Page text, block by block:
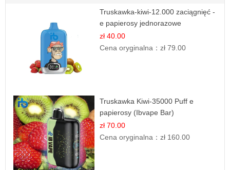
Truskawka-kiwi-12.000 zaciągnięć -
e papierosy jednorazowe
zł 40.00
Cena oryginalna：zł 79.00
Truskawka Kiwi-35000 Puff e
papierosy (Ibvape Bar)
zł 70.00
Cena oryginalna：zł 160.00